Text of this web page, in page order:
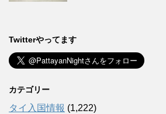
Twitterやってます
カテゴリー
タイ入国情報 (1,222)